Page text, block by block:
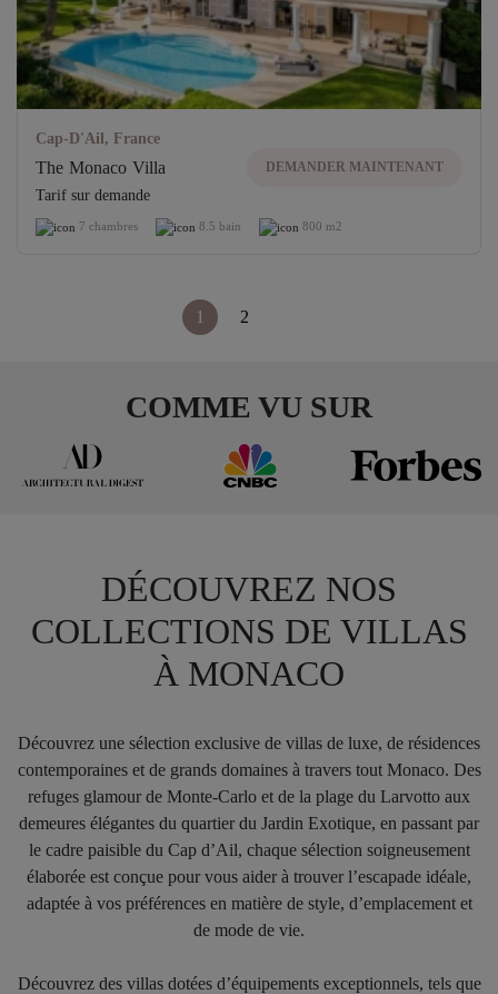
Cap-D'Ail, France
The Monaco Villa
Tarif sur demande
DEMANDER MAINTENANT
7 chambres 8.5 bain 800 m2
1 2
COMME VU SUR
DÉCOUVREZ NOS
COLLECTIONS DE VILLAS
À MONACO
Découvrez une sélection exclusive de villas de luxe, de résidences
contemporaines et de grands domaines à travers tout Monaco. Des
refuges glamour de Monte-Carlo et de la plage du Larvotto aux
demeures élégantes du quartier du Jardin Exotique, en passant par
le cadre paisible du Cap d’Ail, chaque sélection soigneusement
élaborée est conçue pour vous aider à trouver l’escapade idéale,
adaptée à vos préférences en matière de style, d’emplacement et
de mode de vie.
Découvrez des villas dotées d’équipements exceptionnels, tels que